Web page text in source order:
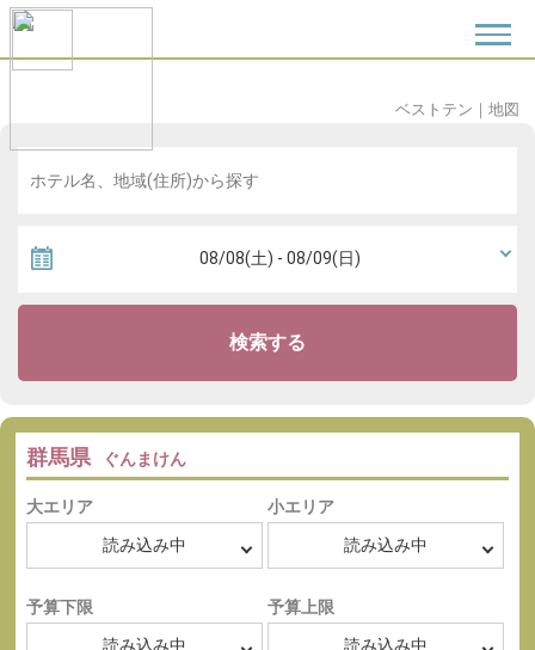
地図
｜
ベストテン
検索する
群馬県 ぐんまけん
大エリア 小エリア
予算下限 予算上限